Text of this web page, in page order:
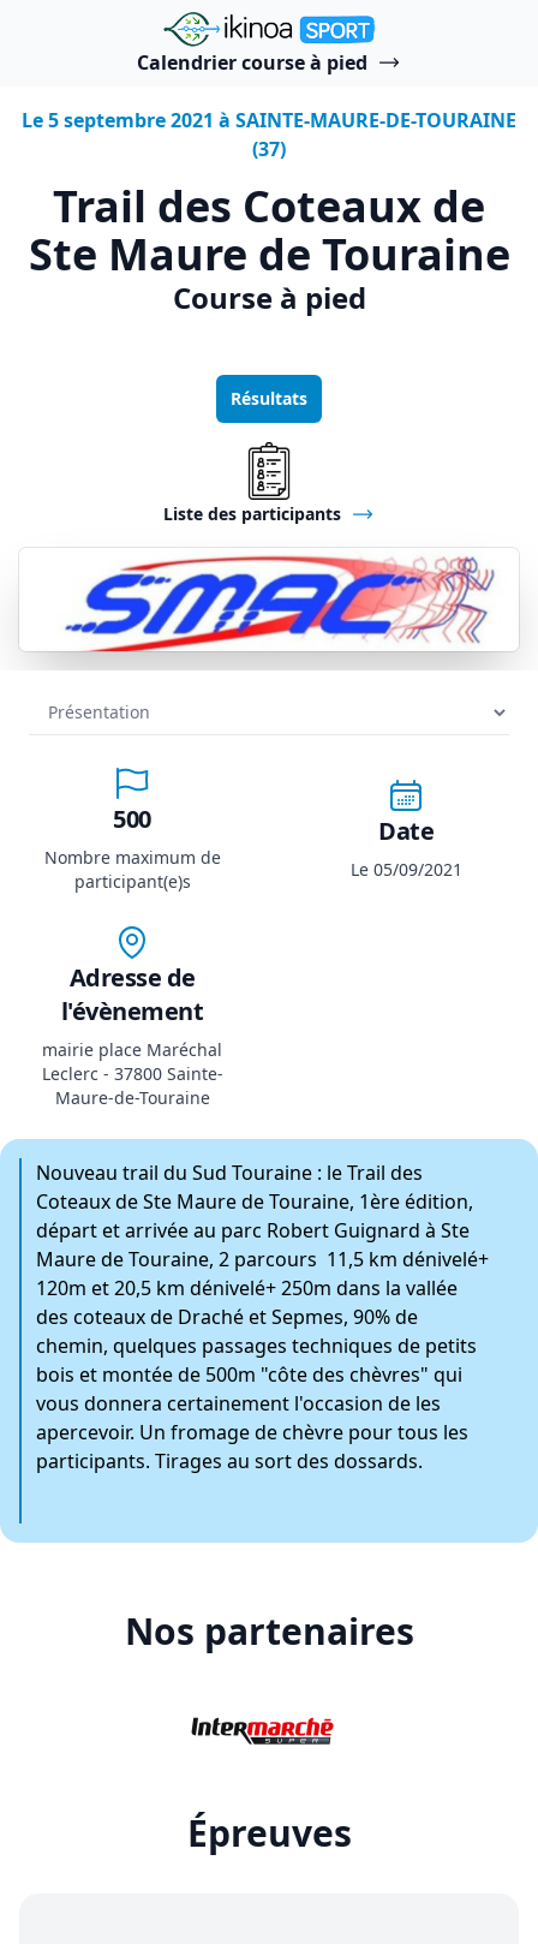
"Ikinoa Sport"
Calendrier course à pied
Le 5 septembre 2021 à SAINTE-MAURE-DE-TOURAINE
(37)
Trail des Coteaux de
Ste Maure de Touraine
Course à pied
Résultats
Liste des participants
500
Nombre maximum de
participant(e)s
Date
Le 05/09/2021
Adresse de
l'évènement
mairie place Maréchal
Leclerc - 37800 Sainte-
Maure-de-Touraine
Nouveau trail du Sud Touraine : le Trail des
Coteaux de Ste Maure de Touraine, 1ère édition,
départ et arrivée au parc Robert Guignard à Ste
Maure de Touraine, 2 parcours 11,5 km dénivelé+
120m et 20,5 km dénivelé+ 250m dans la vallée
des coteaux de Draché et Sepmes, 90% de
chemin, quelques passages techniques de petits
bois et montée de 500m "côte des chèvres" qui
vous donnera certainement l'occasion de les
apercevoir. Un fromage de chèvre pour tous les
participants. Tirages au sort des dossards.
Nos partenaires
Épreuves